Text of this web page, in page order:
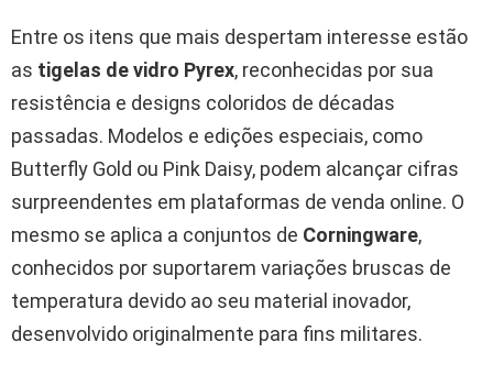
Entre os itens que mais despertam interesse estão
as tigelas de vidro Pyrex, reconhecidas por sua
resistência e designs coloridos de décadas
passadas. Modelos e edições especiais, como
Butterfly Gold ou Pink Daisy, podem alcançar cifras
surpreendentes em plataformas de venda online. O
mesmo se aplica a conjuntos de Corningware,
conhecidos por suportarem variações bruscas de
temperatura devido ao seu material inovador,
desenvolvido originalmente para fins militares.